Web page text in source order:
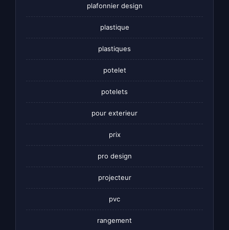
plafonnier design
plastique
plastiques
potelet
potelets
pour exterieur
prix
pro design
projecteur
pvc
rangement